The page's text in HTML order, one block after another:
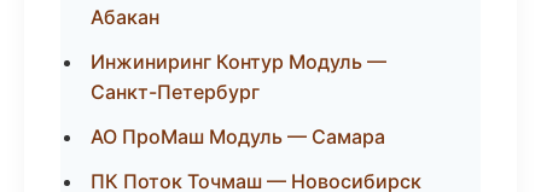
Абакан
Инжиниринг Контур Модуль —
Санкт-Петербург
АО ПроМаш Модуль — Самара
ПК Поток Точмаш — Новосибирск